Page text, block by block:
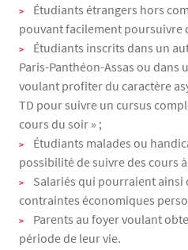
Étudiants étrangers hors
pouvant facilement poursuivre
Étudiants inscrits dans un
Paris-Panthéon-Assas ou dans
voulant profiter du caractère
TD pour suivre un cursus
cours du soir » ;
Étudiants malades ou
possibilité de suivre des cours
Salariés qui pourraient ainsi
contraintes économiques
Parents au foyer voulant
période de leur vie.